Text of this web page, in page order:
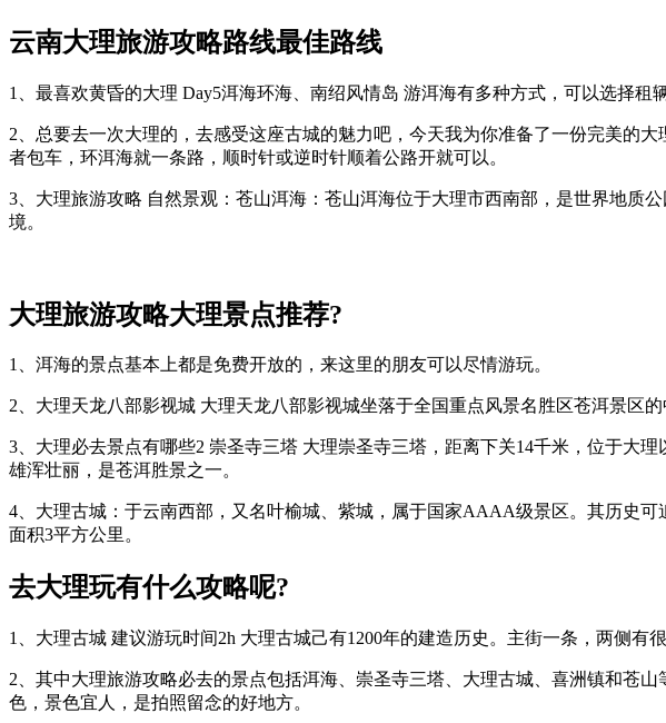
云南大理旅游攻略路线最佳路线
1、最喜欢黄昏的大理 Day5洱海环海、南绍风情岛 游洱海有多种方式，可以选择租
2、总要去一次大理的，去感受这座古城的魅力吧，今天我为你准备了一份完美的
者包车，环洱海就一条路，顺时针或逆时针顺着公路开就可以。
3、大理旅游攻略 自然景观：苍山洱海：苍山洱海位于大理市西南部，是世界地质
境。
大理旅游攻略大理景点推荐?
1、洱海的景点基本上都是免费开放的，来这里的朋友可以尽情游玩。
2、大理天龙八部影视城 大理天龙八部影视城坐落于全国重点风景名胜区苍洱景区
3、大理必去景点有哪些2 崇圣寺三塔 大理崇圣寺三塔，距离下关14千米，位于大
雄浑壮丽，是苍洱胜景之一。
4、大理古城：于云南西部，又名叶榆城、紫城，属于国家AAAA级景区。其历史
面积3平方公里。
去大理玩有什么攻略呢?
1、大理古城 建议游玩时间2h 大理古城己有1200年的建造历史。主街一条，两侧有
2、其中大理旅游攻略必去的景点包括洱海、崇圣寺三塔、大理古城、喜洲镇和苍
色，景色宜人，是拍照留念的好地方。